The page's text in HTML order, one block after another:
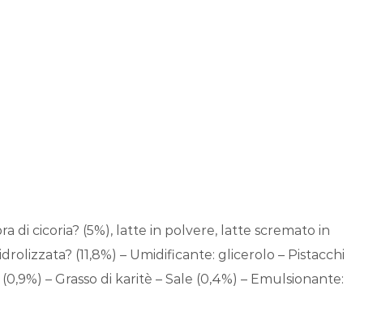
di cicoria? (5%), latte in polvere, latte scremato in
(11,8%) – Umidificante: glicerolo – Pistacchi
– Grasso di karitè – Sale (0,4%) – Emulsionante: